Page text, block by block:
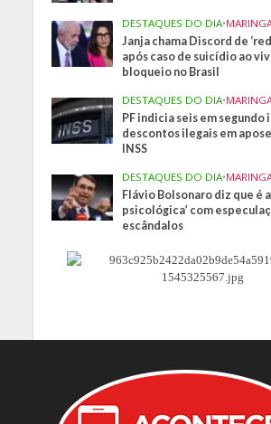
DESTAQUES DO DIA•
Janja chama Discord de
após caso de suicídio ao
bloqueio no Brasil
DESTAQUES DO DIA•
PF indicia seis em
descontos ilegais em
INSS
DESTAQUES DO DIA•
Flávio Bolsonaro diz que é
psicológica’ com
escândalos